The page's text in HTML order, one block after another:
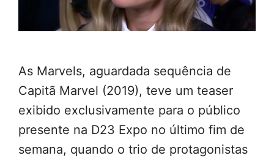
As Marvels, aguardada sequência de
Capitã Marvel (2019), teve um teaser
exibido exclusivamente para o público
presente na D23 Expo no último fim de
semana, quando o trio de protagonistas